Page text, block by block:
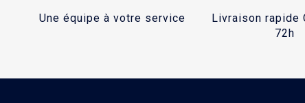
Une équipe à votre service
Livraison rapide
72h